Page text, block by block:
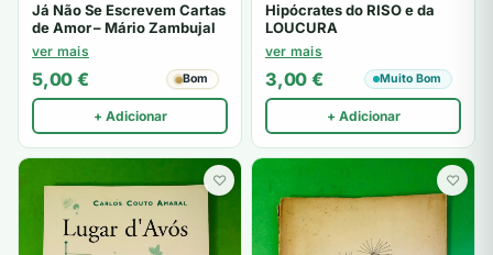
Já Não Se Escrevem Cartas
de Amor – Mário Zambujal
ver mais
5,00 € Bom
+ Adicionar
Hipócrates do RISO e da
LOUCURA
ver mais
3,00 € Muito Bom
+ Adicionar
♡ ♡